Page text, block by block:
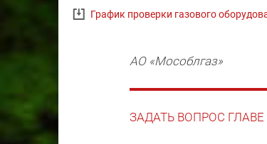
График проверки газового
АО «Мособлгаз»
ЗАДАТЬ ВОПРОС